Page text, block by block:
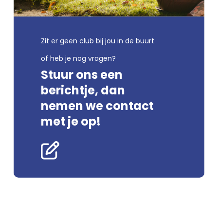
Zit er geen club bij jou in de buurt
of heb je nog vragen?
Stuur ons een
berichtje, dan
nemen we contact
met je op!